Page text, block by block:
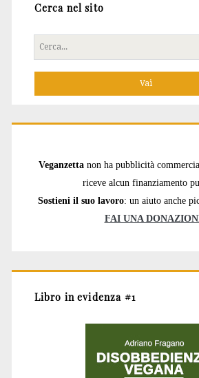
Cerca nel sito
Cerca
per:
Veganzetta non ha pubblicità
riceve alcun finanziamento
Sostieni il suo lavoro: un aiuto anche
FAI UNA
Libro in evidenza #1